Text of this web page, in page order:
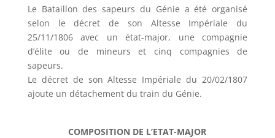
Le Bataillon des sapeurs du Génie a été organisé
selon le décret de son Altesse Impériale du
25/11/1806 avec un état-major, une compagnie
d’élite ou de mineurs et cinq compagnies de
sapeurs.
Le décret de son Altesse Impériale du 20/02/1807
ajoute un détachement du train du Génie.
COMPOSITION DE L’ETAT-MAJOR